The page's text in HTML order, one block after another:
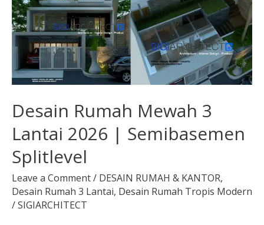
Desain Rumah Mewah 3
Lantai 2026 | Semibasemen
Splitlevel
Leave a Comment/ DESAIN RUMAH & KANTOR,
Desain Rumah 3 Lantai, Desain Rumah Tropis Modern
/SIGIARCHITECT
3
Lantai
2026
Semibasemen